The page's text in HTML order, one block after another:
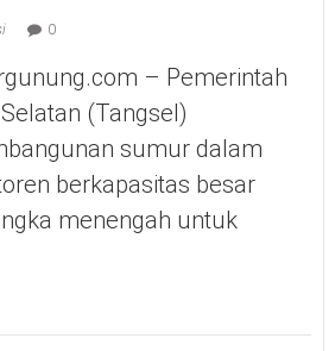
0
– Pemerintah
(Tangsel)
sumur dalam
berkapasitas besar
menengah untuk